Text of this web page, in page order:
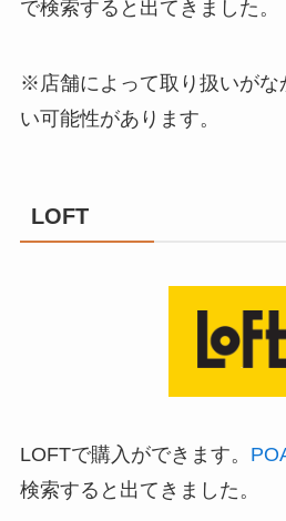
で検索すると出てきました。
※店舗によって取り扱いがな
い可能性があります。
LOFT
LOFTで購入ができます。
検索すると出てきました。